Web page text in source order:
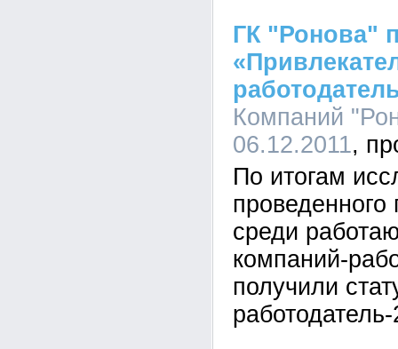
ГК "Ронова"
Компаний
06.12.2011
По итогам
среди
компаний-
получили